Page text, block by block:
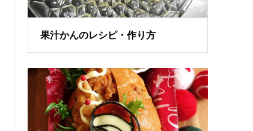
果汁かんのレシピ・作り方